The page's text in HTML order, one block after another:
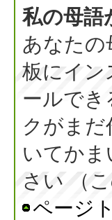
私の母語
あなたの
板にイン
ールで
クがま
いてかま
さい （
ページ